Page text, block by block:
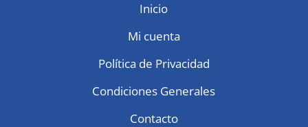
Inicio
Mi cuenta
Política de Privacidad
Condiciones Generales
Contacto